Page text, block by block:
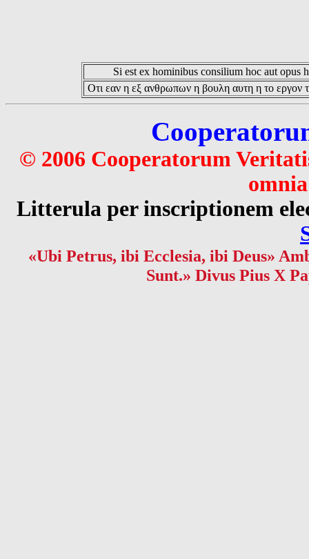
Si est ex hominibus consilium hoc aut opus
Οτι εαν η εξ ανθρωπων η βουλη αυτη η το εργον
© 2006 Cooperatorum
Litterula per inscriptionem
«Ubi Petrus, ibi Ecclesia, ibi Deus»
Sunt.» Divus Pius X